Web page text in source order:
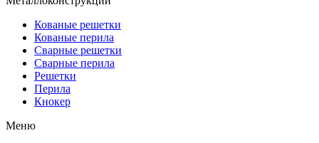
Кованые решетки
Кованые перила
Сварные решетки
Сварные перила
Решетки
Перила
Кнокер
Меню